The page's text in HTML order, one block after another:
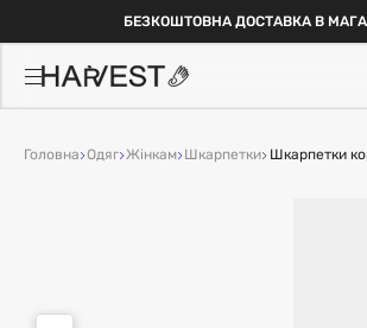
БЕЗКОШТОВНА ДОСТАВКА В
Головна Одяг Жінкам Шкарпетки Шкарпетки